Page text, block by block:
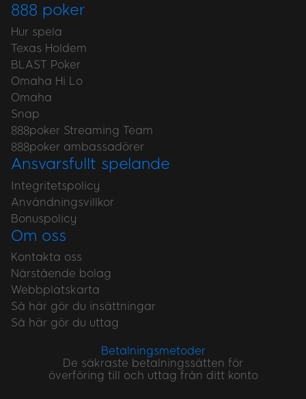
888 poker
Hur spela
Texas Holdem
BLAST Poker
Omaha Hi Lo
Omaha
Snap
888poker Streaming Team
888poker ambassadörer
Ansvarsfullt spelande
Integritetspolicy
Användningsvillkor
Bonuspolicy
Om oss
Kontakta oss
Närstående bolag
Webbplatskarta
Så här gör du insättningar
Så här gör du uttag
Betalningsmetoder
De säkraste betalningssätten för
överföring till och uttag från ditt konto